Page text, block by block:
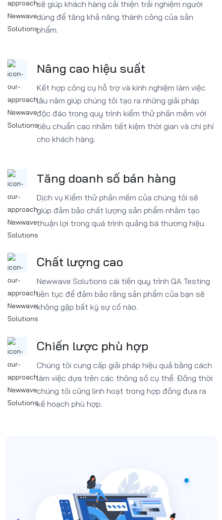
sẽ giúp khách hàng cải thiện trải nghiệm người
dùng để tăng khả năng thành công của sản
phẩm.
Nâng cao hiệu suất
Kết hợp công cụ hỗ trợ và kinh nghiệm làm việc
lâu năm giúp chúng tôi tạo ra những giải pháp
độc đáo trong quy trình kiểm thử phần mềm với
tiêu chuẩn cao nhằm tiết kiệm thời gian và chi phí
cho khách hàng.
Tăng doanh số bán hàng
Dịch vụ Kiểm thử phần mềm của chúng tôi sẽ
giúp đảm bảo chất lượng sản phẩm nhằm tạo
thuận lợi trong quá trình quảng bá thương hiệu.
Chất lượng cao
Newwave Solutions cái tiến quy trình QA Testing
liên tục để đảm bảo rằng sản phẩm của bạn sẽ
không gặp bất kỳ sự cố nào.
Chiến lược phù hợp
Chúng tôi cung cấp giải pháp hiệu quả bằng cách
làm việc dựa trên các thông số cụ thể. Đồng thời
chúng tôi cũng linh hoạt trong hợp đồng đưa ra
kế hoạch phù hợp.